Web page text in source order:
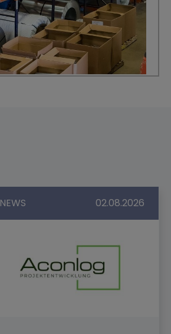
NEWS 02.08.2026